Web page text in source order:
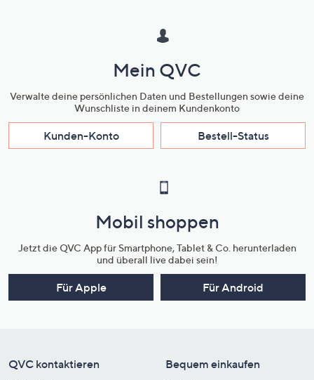
rechts,
Mein QVC
Verwalte deine persönlichen Daten und Bestellungen sowie deine
Wunschliste in deinem Kundenkonto
Kunden-Konto Bestell-Status
Mobil shoppen
Jetzt die QVC App für Smartphone, Tablet & Co. herunterladen
und überall live dabei sein!
Für Apple Für Android
QVC kontaktieren Bequem einkaufen